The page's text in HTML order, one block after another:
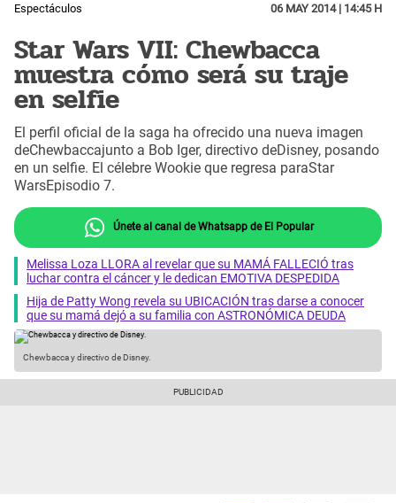
Espectáculos 06 MAY 2014 | 14:45 H
Star Wars VII: Chewbacca
muestra cómo será su traje
en selfie
El perfil oficial de la saga ha ofrecido una nueva imagen
deChewbaccajunto a Bob Iger, directivo deDisney, posando
en un selfie. El célebre Wookie que regresa paraStar
WarsEpisodio 7.
Únete al canal de Whatsapp de El Popular
Melissa Loza LLORA al revelar que su MAMÁ FALLECIÓ tras
luchar contra el cáncer y le dedican EMOTIVA DESPEDIDA
Hija de Patty Wong revela su UBICACIÓN tras darse a conocer
que su mamá dejó a su familia con ASTRONÓMICA DEUDA
Chewbacca y directivo de Disney.